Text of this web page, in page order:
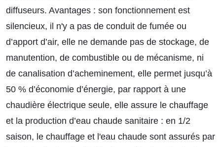
diffuseurs. Avantages : son fonctionnement est
silencieux, il n'y a pas de conduit de fumée ou
d’apport d’air, elle ne demande pas de stockage, de
manutention, de combustible ou de mécanisme, ni
de canalisation d’acheminement, elle permet jusqu’à
50 % d’économie d’énergie, par rapport à une
chaudière électrique seule, elle assure le chauffage
et la production d’eau chaude sanitaire : en 1/2
saison, le chauffage et l'eau chaude sont assurés par